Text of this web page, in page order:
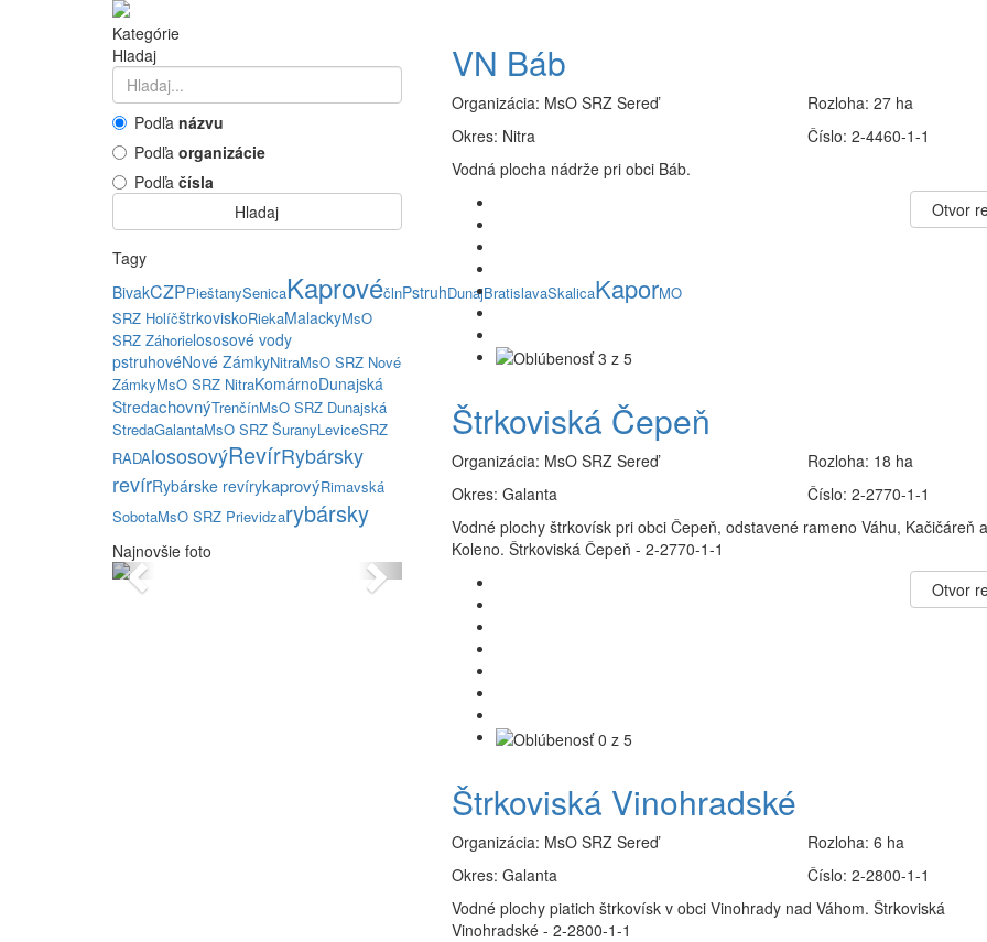
Kategórie
Hladaj
Podľa názvu
Podľa organizácie
Podľa čísla
Hladaj
Tagy
BivakCZPPieštanySenicaKaprovéčlnPstruhDunajBratislavaSkalicaKaporMO
SRZ HolíčštrkoviskoRiekaMalackyMsO
SRZ Záhorielososové vody
pstruhovéNové ZámkyNitraMsO SRZ Nové
ZámkyMsO SRZ NitraKomárnoDunajská
StredachovnýTrenčínMsO SRZ Dunajská
StredaGalantaMsO SRZ ŠuranyLeviceSRZ
RADAlososovýRevírRybársky
revírRybárske revírykaprovýRimavská
SobotaMsO SRZ Prievidzarybársky
Najnovšie foto
Previous Next
VN Báb
Organizácia: MsO SRZ Sereď
Okres: Nitra
Rozloha:27 ha
Číslo:2-4460-1-1
Vodná plocha nádrže pri obci Báb.
Otvor
Štrkoviská Čepeň
Organizácia: MsO SRZ Sereď
Okres: Galanta
Rozloha: 18 ha
Číslo:2-2770-1-1
Vodné plochy štrkovísk pri obci Čepeň, odstavené rameno Váhu, Kačičáreň a
Koleno. Štrkoviská Čepeň - 2-2770-1-1
Otvor
Štrkoviská Vinohradské
Organizácia: MsO SRZ Sereď
Okres: Galanta
Rozloha:6 ha
Číslo:2-2800-1-1
Vodné plochy piatich štrkovísk v obci Vinohrady nad Váhom. Štrkoviská
Vinohradské - 2-2800-1-1